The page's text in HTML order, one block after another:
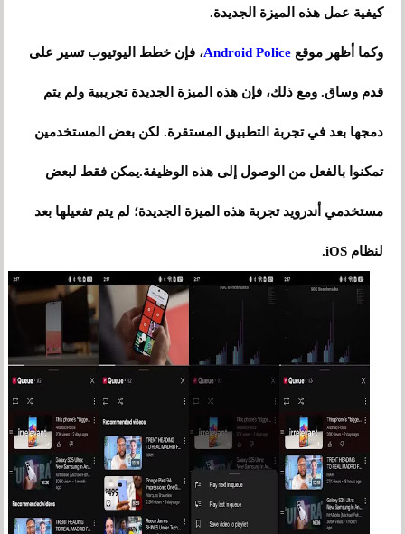
كيفية عمل هذه الميزة الجديدة.
وكما أظهر موقعAndroid Police، فإن خطط اليوتيوب تسير على
قدم وساق. ومع ذلك، فإن هذه الميزة الجديدة تجريبية ولم يتم
دمجها بعد في تجربة التطبيق المستقرة. لكن بعض المستخدمين
تمكنوا بالفعل من الوصول إلى هذه الوظيفة.يمكن فقط لبعض
مستخدمي أندرويد تجربة هذه الميزة الجديدة؛ لم يتم تفعيلها بعد
لنظام iOS.